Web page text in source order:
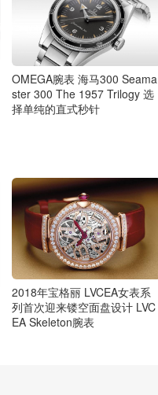
OMEGA腕表 海马300 Seama
ster 300 The 1957 Trilogy 选
择单纯的直式秒针
2018年宝格丽 LVCEA女表系
列首次迎来镂空面盘设计 LVC
EA Skeleton腕表